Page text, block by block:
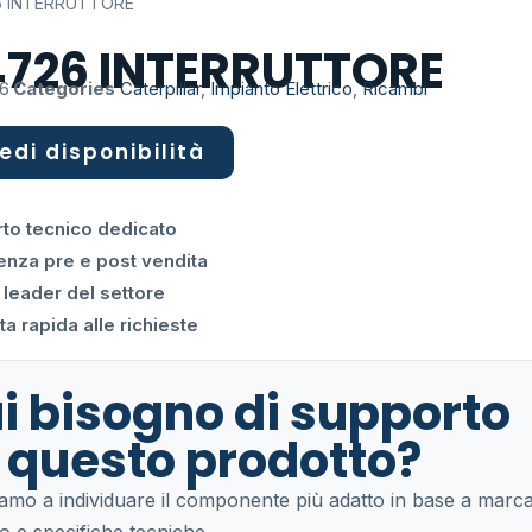
INTERRUTTORE
Categories Caterpillar,Impianto Elettrico,Ricambi
disponibilità
tecnico dedicato
pre e post vendita
leader del settore
rapida alle richieste
bisogno di supporto
prodotto?
a individuare il componente più adatto in base a